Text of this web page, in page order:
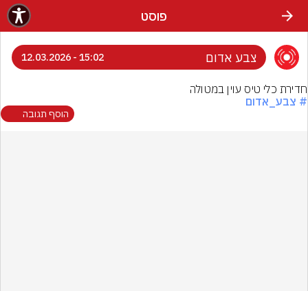
פוסט
צבע אדום 15:02 - 12.03.2026
חדירת כלי טיס עוין במטולה
# צבע_אדום
הוסף תגובה